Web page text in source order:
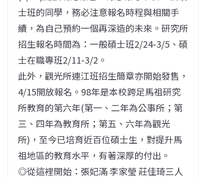
士班的同學，務必注意報名時程與相關手
續，為自己預約一個再深造的未來。研究所
招生報名時間為：一般碩士班2/24-3/5、碩
士在職專班2/11-3/2。
此外，觀光所連江班招生簡章亦開始發售，
4/15開放報名。98年是本校跨足馬祖研究
所教育的第六年(第一、二年為公事所；第
三、四年為教育所；第五、六年為觀光
所)，至今已培育近百位碩士生，對提升馬
祖地區的教育水平，有著深厚的付出。
◎從這裡開始：張妃滿 李家瑩 莊佳琦三人